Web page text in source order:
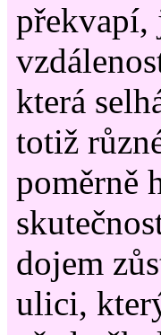
překvapí,
která
totiž
poměrně
dojem
ulici,